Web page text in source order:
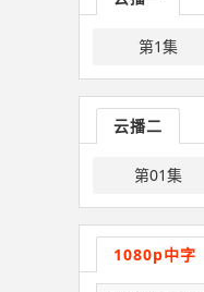
第1集
云播二
第01集
1080p中字